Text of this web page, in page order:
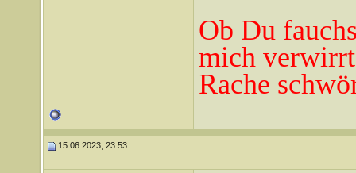
Ob Du
mich
Rache
15.06.2023, 23:53